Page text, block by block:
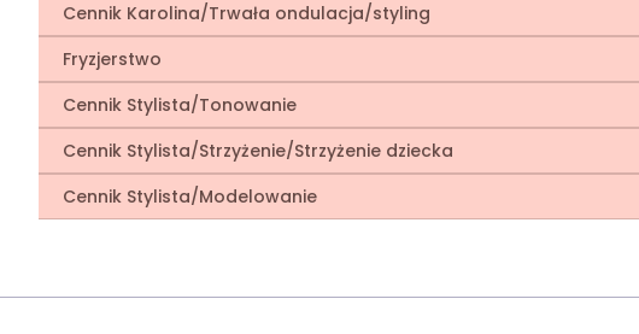
Cennik Karolina/Trwała ondulacja/styling
Fryzjerstwo
Cennik Stylista/Tonowanie
Cennik Stylista/Strzyżenie/Strzyżenie dziecka
Cennik Stylista/Modelowanie